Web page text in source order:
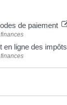
de paiement
en ligne des impôts